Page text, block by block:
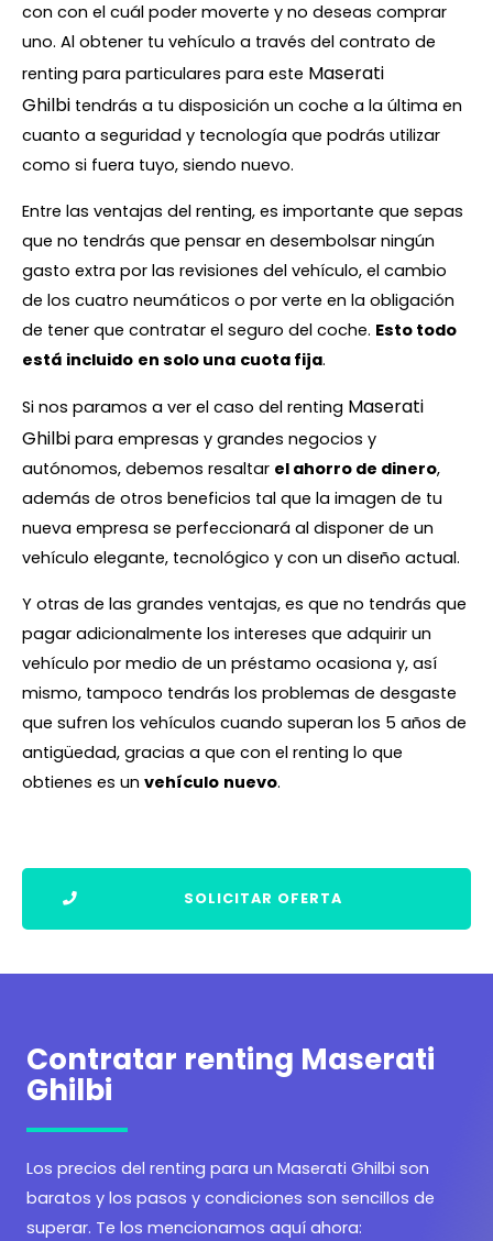
con con el cuál poder moverte y no deseas comprar
uno. Al obtener tu vehículo a través del contrato de
renting para particulares para este Maserati
Ghilbi tendrás a tu disposición un coche a la última en
cuanto a seguridad y tecnología que podrás utilizar
como si fuera tuyo, siendo nuevo.
Entre las ventajas del renting, es importante que sepas
que no tendrás que pensar en desembolsar ningún
gasto extra por las revisiones del vehículo, el cambio
de los cuatro neumáticos o por verte en la obligación
de tener que contratar el seguro del coche. Esto todo
está incluido en solo una cuota fija.
Si nos paramos a ver el caso del renting Maserati
Ghilbi para empresas y grandes negocios y
autónomos, debemos resaltar el ahorro de dinero,
además de otros beneficios tal que la imagen de tu
nueva empresa se perfeccionará al disponer de un
vehículo elegante, tecnológico y con un diseño actual.
Y otras de las grandes ventajas, es que no tendrás que
pagar adicionalmente los intereses que adquirir un
vehículo por medio de un préstamo ocasiona y, así
mismo, tampoco tendrás los problemas de desgaste
que sufren los vehículos cuando superan los 5 años de
antigüedad, gracias a que con el renting lo que
obtienes es un vehículo nuevo.
SOLICITAR OFERTA
Contratar renting Maserati
Ghilbi
Los precios del renting para un Maserati Ghilbi son
baratos y los pasos y condiciones son sencillos de
superar. Te los mencionamos aquí ahora: